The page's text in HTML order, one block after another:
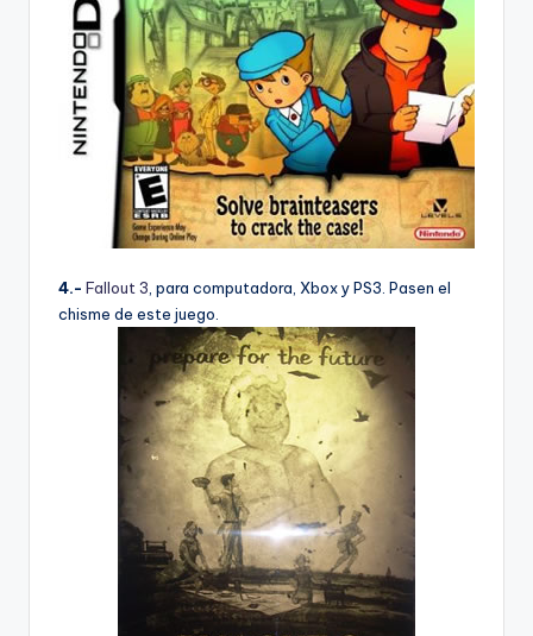
4.- Fallout 3 , para computadora, Xbox y PS3. Pasen el
chisme de este juego.